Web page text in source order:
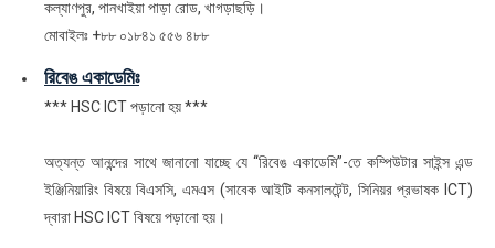
কল্যাণপুর, পানখাইয়া পাড়া রোড, খাগড়াছড়ি।
মোবাইলঃ +৮৮ ০১৮৪১ ৫৫৬ ৪৮৮
রিবেঙ একাডেমিঃ
*** HSC ICT পড়ানো হয় ***
অত্যন্ত আনন্দের সাথে জানানো যাচ্ছে যে ‘‘রিবেঙ একাডেমি”-তে কম্পিউটার সাইন্স এন্ড
ইঞ্জিনিয়ারিং বিষয়ে বিএসসি, এমএস (সাবেক আইটি কনসালটেন্ট, সিনিয়র প্রভাষক ICT)
দ্বারা HSC ICT বিষয়ে পড়ানো হয়।